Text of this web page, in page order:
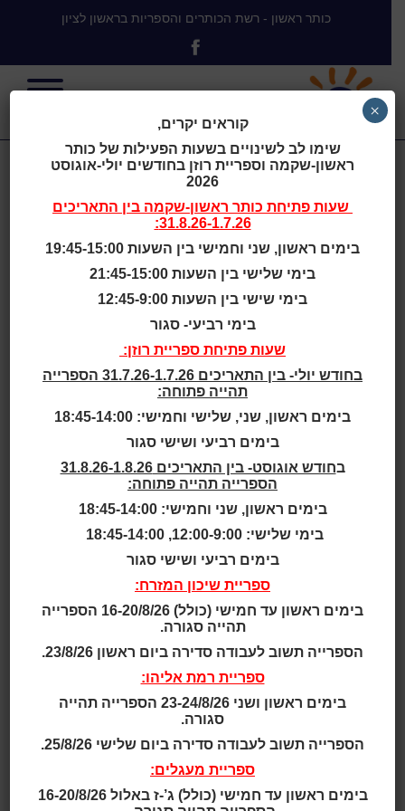
כותר ראשון - רשת הכותרים והספריות בראשון לציון
Laure-Conan
Library & City
Hall of Ville de
La Malbaie,
Quebec,
Canada
Bibliothèque Laure-Conan
אוכלוסייה: לה מאלביי היא רשות מקומית במחוז שארלואה
אסט שבקוויבק, קנדה, המונה כ-8,300 תושבים.
מערך הספריות: שתי ספריות ציבוריות.
, Desganes Architects in
Consortium
לקריאה נוספת ולתמונות:Laure-Conan Library & City
Hall of Ville de La Malbaie, Quebec, Canada
העיירה לה מאלביי, שממוקמת בקצה נהר סנט לורנס, היא
אחת מעיירות הנופש הראשונות בקנדה. המבנה החדש של
קוראים יקרים,
שימו לב לשינויים בשעות הפעילות של כותר
ראשון-שקמה וספריית רוזן בחודשים יולי-אוגוסט
2026
שעות פתיחת כותר ראשון-שקמה בין התאריכים
31.8.26-1.7.26:
בימים ראשון, שני וחמישי בין השעות 19:45-15:00
בימי שלישי בין השעות 21:45-15:00
בימי שישי בין השעות 12:45-9:00
בימי רביעי- סגור
שעות פתיחת ספריית רוזן:
בחודש יולי- בין התאריכים 31.7.26-1.7.26 הספרייה
תהייה פתוחה:
בימים ראשון, שני, שלישי וחמישי: 18:45-14:00
בימים רביעי ושישי סגור
ב
חודש אוגוסט- בין התאריכים 31.8.26-1.8.26
הספרייה תהייה פתוחה:
בימים ראשון, שני וחמישי: 18:45-14:00
בימי שלישי: 12:00-9:00, 18:45-14:00
בימים רביעי ושישי סגור
ספריית שיכון המזרח:
בימים ראשון עד חמישי (כולל) 16-20/8/26 הספרייה
תהייה סגורה.
הספרייה תשוב לעבודה סדירה ביום ראשון 23/8/26.
ספריית רמת אליהו:
בימים ראשון ושני 23-24/8/26 הספרייה תהייה
סגורה.
הספרייה תשוב לעבודה סדירה ביום שלישי 25/8/26.
ספריית מעגלים:
בימים ראשון עד חמישי (כולל) ג’-ז באלול 16-20/8/26
×